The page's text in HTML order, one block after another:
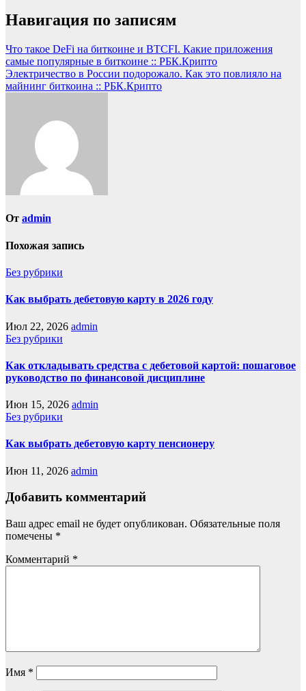
Навигация по записям
Что такое DeFi на биткоине и BTCFI. Какие приложения
самые популярные в биткоине :: РБК.Крипто
Электричество в России подорожало. Как это повлияло на
майнинг биткоина :: РБК.Крипто
От admin
Похожая запись
Без рубрики
Как выбрать дебетовую карту в 2026 году
Июл 22, 2026 admin
Без рубрики
Как откладывать средства с дебетовой картой: пошаговое
руководство по финансовой дисциплине
Июн 15, 2026 admin
Без рубрики
Как выбрать дебетовую карту пенсионеру
Июн 11, 2026 admin
Добавить комментарий
Ваш адрес email не будет опубликован. Обязательные поля
помечены *
Комментарий *
Имя *